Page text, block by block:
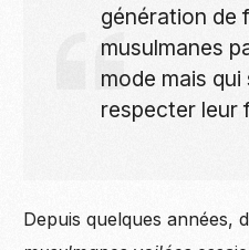
génération de
musulmanes
mode mais
respecter leur
Depuis quelques années,